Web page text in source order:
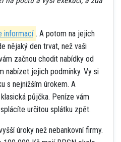
informací . A potom na jejich
nějaký den trvat, než vaši
začnou chodit nabídky od
nabízet jejich podmínky. Vy si
s nejnižším úrokem. A
půjčka. Peníze vám
určitou splátku zpět.
úroky než nebankovní firmy.